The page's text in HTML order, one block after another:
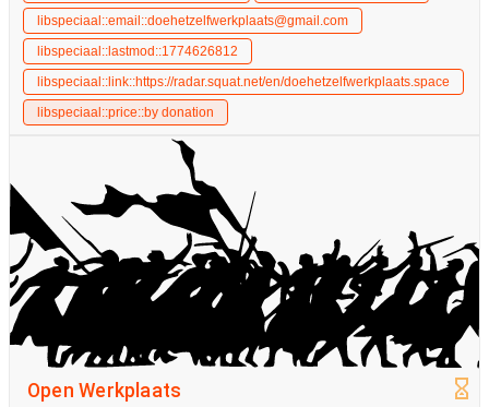
libspeciaal::email::doehetzelfwerkplaats@gmail.com
libspeciaal::lastmod::1774626812
libspeciaal::link::https://radar.squat.net/en/doehetzelfwerkplaats.space
libspeciaal::price::by donation
Open Werkplaats